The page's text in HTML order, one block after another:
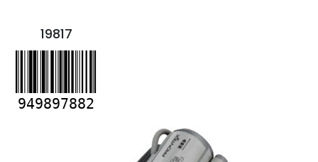
19817
949897882